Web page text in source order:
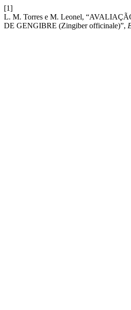
[1]
L. M. Torres e M. Leonel,
DE GENGIBRE (Zingiber officinale)”,